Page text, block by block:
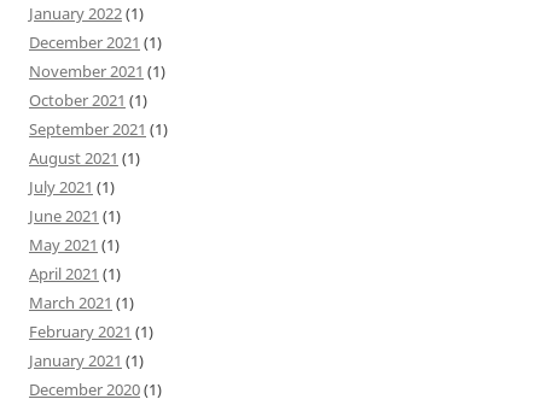
January 2022(1)
December 2021 (1)
November 2021 (1)
October 2021 (1)
September 2021 (1)
August 2021 (1)
July 2021 (1)
June 2021 (1)
May 2021 (1)
April 2021 (1)
March 2021 (1)
February 2021 (1)
January 2021 (1)
December 2020(1)